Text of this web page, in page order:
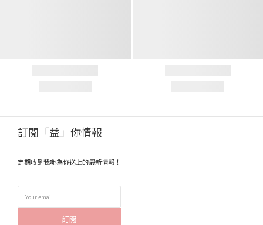
訂閱「益」你情報
定期收到我哋為你送上的最新情報！
訂閱